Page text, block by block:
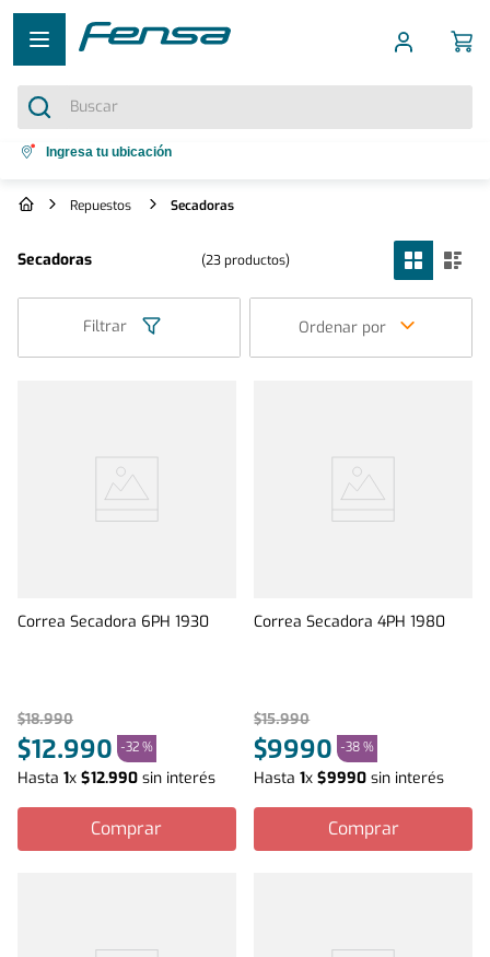
Buscar
Términos más buscados
3. bottom freezer
4. refrigerador no frost
Ingresa tu ubicación
Repuestos Secadoras
Secadoras 23productos
Filtrar Ordenar por
Correa Secadora 6PH 1930
$18.990
$12.990 -32 %
Hasta 1x $12.990 sin interés
Comprar
Correa Secadora 4PH 1980
$15.990
$9990 -38 %
Hasta1x$9990 sin interés
Comprar